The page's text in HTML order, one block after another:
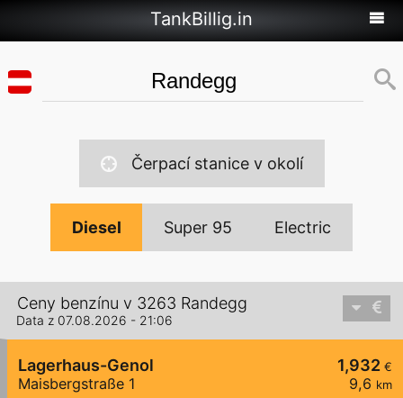
TankBillig.in
Čerpací stanice v okolí
Diesel Super 95 Electric
Ceny benzínu v 3263 Randegg
Data z 07.08.2026 - 21:06
1,932 €
9,6 km
Lagerhaus-Genol
Maisbergstraße 1